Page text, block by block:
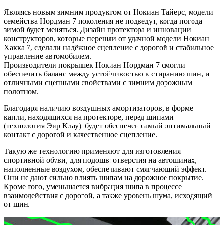
Являясь новым зимним продуктом от Нокиан Тайерс, модели
семейства Нордман 7 поколения не подведут, когда погода
зимой будет меняться. Дизайн протектора и инновации
конструкторов, которые перешли от удачной модели Нокиан
Хакка 7, сделали надёжное сцепление с дорогой и стабильное
управление автомобилем.
Производители покрышек Нокиан Нордман 7 смогли
обеспечить баланс между устойчивостью к стиранию шин, и
отличными сцепными свойствами с зимним дорожным
полотном.
Благодаря наличию воздушных амортизаторов, в форме
капли, находящихся на протекторе, перед шипами
(технология Эир Клау), будет обеспечен самый оптимальный
контакт с дорогой и качественное сцепление.
Такую же технологию применяют для изготовления
спортивной обуви, для подошв: отверстия на автошинах,
наполненные воздухом, обеспечивают смягчающий эффект.
Они не дают сильно влиять шипам на дорожное покрытие.
Кроме того, уменьшается вибрация шипа в процессе
взаимодействия с дорогой, а также уровень шума, исходящий
от шин.